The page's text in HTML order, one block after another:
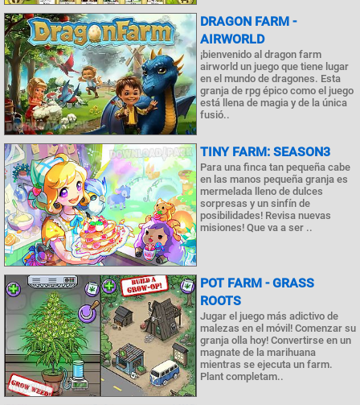
DRAGON FARM -
AIRWORLD
¡bienvenido al dragon farm
airworld un juego que tiene lugar
en el mundo de dragones. Esta
granja de rpg épico como el juego
está llena de magia y de la única
fusió..
TINY FARM: SEASON3
Para una finca tan pequeña cabe
en las manos pequeña granja es
mermelada lleno de dulces
sorpresas y un sinfín de
posibilidades! Revisa nuevas
misiones! Que va a ser ..
POT FARM - GRASS
ROOTS
Jugar el juego más adictivo de
malezas en el móvil! Comenzar su
granja olla hoy! Convertirse en un
magnate de la marihuana
mientras se ejecuta un farm.
Plant completam..